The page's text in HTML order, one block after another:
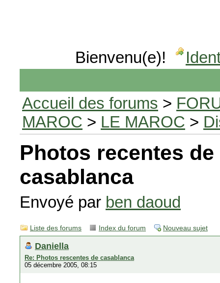
Bienvenu(e)!
Accueil des forums >
MAROC > LE MAROC >
Photos recentes de
casablanca
Envoyé par ben daoud
Liste des forums Index du forum Nouveau sujet
Daniella
Re: Photos rescentes de casablanca
05 décembre 2005, 08:15